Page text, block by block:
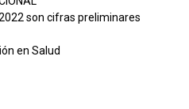
son cifras preliminares
en Salud